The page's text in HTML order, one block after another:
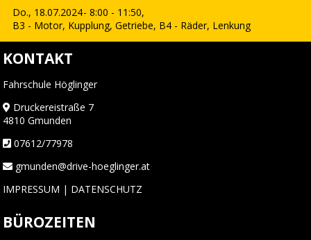
Do., 18.07.2024- 8:00 - 11:50,
B3 - Motor, Kupplung, Getriebe, B4 - Räder, Lenkung
KONTAKT
Fahrschule Höglinger
Druckereistraße 7
4810 Gmunden
07612/77978
gmunden@drive-hoeglinger.at
IMPRESSUM | DATENSCHUTZ
BÜROZEITEN